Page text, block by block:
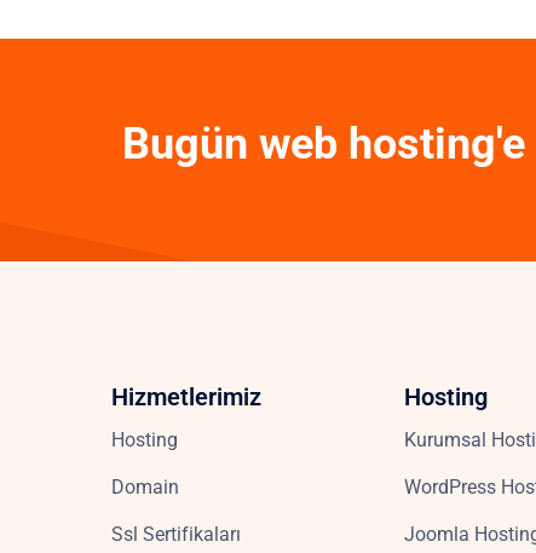
Bugün web
Hizmetlerimiz
Hosting
Domain
Ssl Sertifikaları
Hosting
Kurumsal
WordPress
Joomla